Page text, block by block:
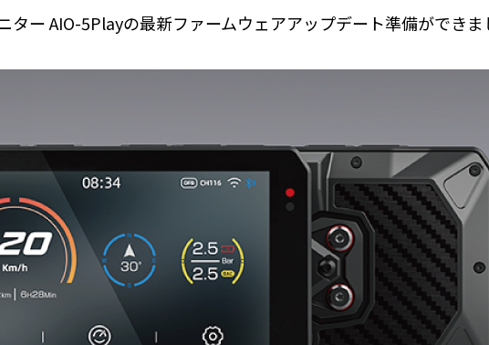
ター AIO-5Playの最新ファームウェアアップデート準備ができ